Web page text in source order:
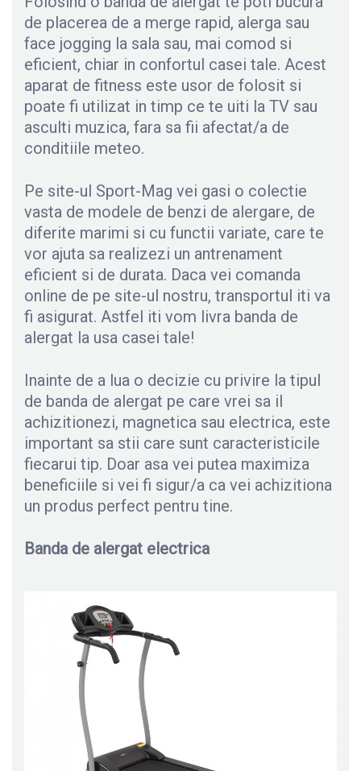
de placerea de a merge rapid, alerga sau
face jogging la sala sau, mai comod si
eficient, chiar in confortul casei tale. Acest
aparat de fitness este usor de folosit si
poate fi utilizat in timp ce te uiti la TV sau
asculti muzica, fara sa fii afectat/a de
conditiile meteo.
Pe site-ul Sport-Mag vei gasi o colectie
vasta de modele de benzi de alergare, de
diferite marimi si cu functii variate, care te
vor ajuta sa realizezi un antrenament
eficient si de durata. Daca vei comanda
online de pe site-ul nostru, transportul iti va
fi asigurat. Astfel iti vom livra banda de
alergat la usa casei tale!
Inainte de a lua o decizie cu privire la tipul
de banda de alergat pe care vrei sa il
achizitionezi, magnetica sau electrica, este
important sa stii care sunt caracteristicile
fiecarui tip. Doar asa vei putea maximiza
beneficiile si vei fi sigur/a ca vei achizitiona
un produs perfect pentru tine.
Banda de alergat electrica